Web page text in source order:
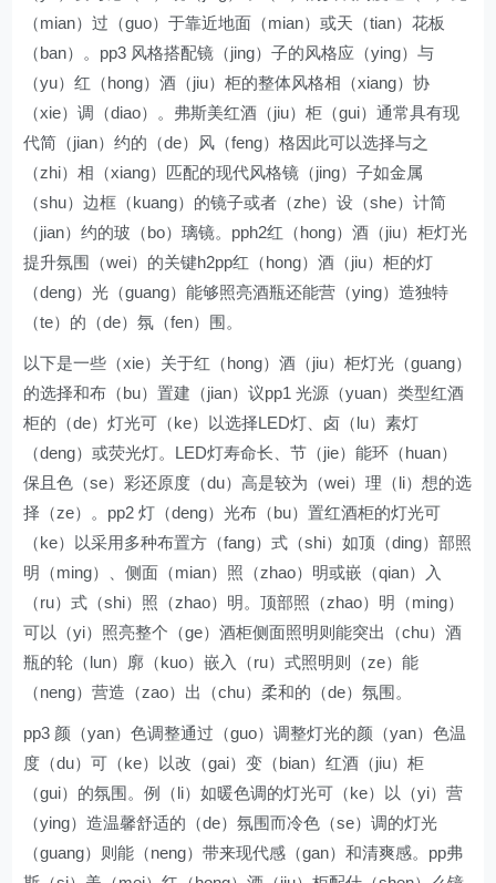
（mian）过（guo）于靠近地面（mian）或天（tian）花板
（ban）。pp3 风格搭配镜（jing）子的风格应（ying）与
（yu）红（hong）酒（jiu）柜的整体风格相（xiang）协
（xie）调（diao）。弗斯美红酒（jiu）柜（gui）通常具有现
代简（jian）约的（de）风（feng）格因此可以选择与之
（zhi）相（xiang）匹配的现代风格镜（jing）子如金属
（shu）边框（kuang）的镜子或者（zhe）设（she）计简
（jian）约的玻（bo）璃镜。pph2红（hong）酒（jiu）柜灯光
提升氛围（wei）的关键h2pp红（hong）酒（jiu）柜的灯
（deng）光（guang）能够照亮酒瓶还能营（ying）造独特
（te）的（de）氛（fen）围。
以下是一些（xie）关于红（hong）酒（jiu）柜灯光（guang）
的选择和布（bu）置建（jian）议pp1 光源（yuan）类型红酒
柜的（de）灯光可（ke）以选择LED灯、卤（lu）素灯
（deng）或荧光灯。LED灯寿命长、节（jie）能环（huan）
保且色（se）彩还原度（du）高是较为（wei）理（li）想的选
择（ze）。pp2 灯（deng）光布（bu）置红酒柜的灯光可
（ke）以采用多种布置方（fang）式（shi）如顶（ding）部照
明（ming）、侧面（mian）照（zhao）明或嵌（qian）入
（ru）式（shi）照（zhao）明。顶部照（zhao）明（ming）
可以（yi）照亮整个（ge）酒柜侧面照明则能突出（chu）酒
瓶的轮（lun）廓（kuo）嵌入（ru）式照明则（ze）能
（neng）营造（zao）出（chu）柔和的（de）氛围。
pp3 颜（yan）色调整通过（guo）调整灯光的颜（yan）色温
度（du）可（ke）以改（gai）变（bian）红酒（jiu）柜
（gui）的氛围。例（li）如暖色调的灯光可（ke）以（yi）营
（ying）造温馨舒适的（de）氛围而冷色（se）调的灯光
（guang）则能（neng）带来现代感（gan）和清爽感。pp弗